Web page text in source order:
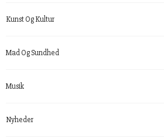
Kunst Og Kultur
Mad Og Sundhed
Musik
Nyheder